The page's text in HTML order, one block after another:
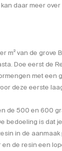
daar meer
m² van de
Doe eerst de
met een
deze eerste
de 500 en 600
bedoeling is dat
in de
de resin een